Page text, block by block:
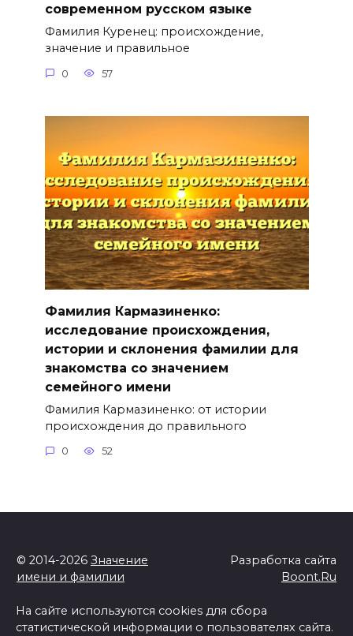
современном русском языке
Фамилия Куренец: происхождение,
значение и правильное
0 57
Фамилия Кармазиненко:
исследование происхождения,
истории и склонения фамилии для
знакомства со значением
семейного имени
Фамилия Кармазиненко: от истории
происхождения до правильного
0 52
© 2014-2026 Значение
имени и фамилии
Разработка сайта
Boont.Ru
На сайте используются cookies для сбора
статистической информации о пользователях сайта.